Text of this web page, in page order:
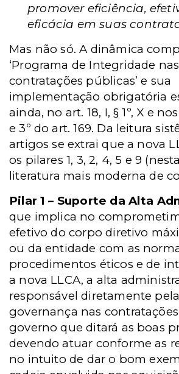
promover eficiência,
eficácia em suas
Mas não só. A dinâmica
‘Programa de Integridade
contratações públicas’ e sua
implementação obrigatória
ainda, no art. 18, I, § 1º, X e
e 3º do art. 169. Da leitura
artigos se extrai que a nova
os pilares 1, 3, 2, 4, 5 e 9
literatura mais moderna de
Pilar 1 – Suporte da Alta
que implica no
efetivo do corpo diretivo
ou da entidade com as
procedimentos éticos e de
a nova LLCA, a alta
responsável diretamente
governança nas
governo que ditará as boas
devendo atuar conforme as
no intuito de dar o bom